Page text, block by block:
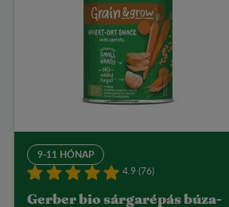
9-11 HÓNAP
4.9 (76)
Gerber bio sárgarépás búza-